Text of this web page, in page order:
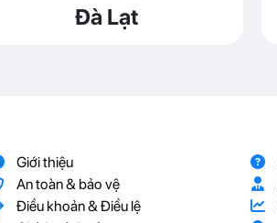
Đà Lạt
Giới thiệu
An toàn & bảo vệ
Điều khoản & Điều lệ